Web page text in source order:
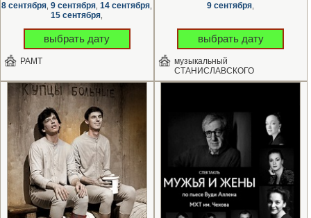
8 сентября 9 сентября 14 сентября
15 сентября
выбрать дату
РАМТ
9 сентября
выбрать дату
музыкальный
СТАНИСЛАВСКОГО